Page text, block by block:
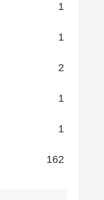
1
1
2
1
1
162